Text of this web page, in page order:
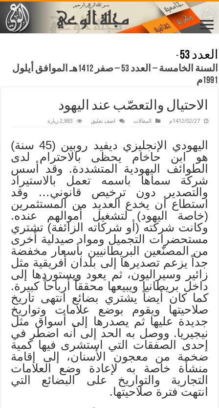
العدد 53
-
السنة الخامسة – العدد 53 – صفر 1412هـ الموافق أيلول
1991م
الاحتيال والتعصّب عند اليهود
1412/02/27م المقالات اضف تعليق 2,883 زيارة
اليهودي الإنجليزي ديفيد روبين (45 سنة)
هو ابن حاخام يحظى بالاحترام لدى
الطوائف اليهودية المتشددة. وقد أسس
شركة سماها باسمه تعمل بالاستيراد
والتصدير دون ترخيص قانوني… وقد
استطاع أن يخدع العديد من المستثمرين
(خاصة اليهود) لتشغيل أموالهم عنده.
وكانت شركته (أو شركاته الزائفة) تشتري
مستحضرات التجميل ومواد صيدلية أخرى
من المصنّعين البريطانيين بأسعار مخفضة
جداً يزعم تصديرها إلى بلدان أفريقية مثل
زائير وسيراليون، ثم يعود ويستوردها إلى
داخل بريطانيا ويبيعها محققاً أرباحاً كبيرة.
كما كان أيضاً يشتري بضائع انتهى تاريخ
صلاحيتها ويقوم بوضع علامات وتواريخ
جديدة عليها ثم يصدرها إلى أسواق مثل
نيجيريا. ووصل به الحد إلى أنه اضطر في
إحدى الصفقات التي استشرى فيها كمية
ضخمة من معجون الأسنان، إلى إقامة
منشأة خاصة به لإعادة وضع العلامات
التجارية والتواريخ على البضائع التي
انتهت فترة صلاحيتها.